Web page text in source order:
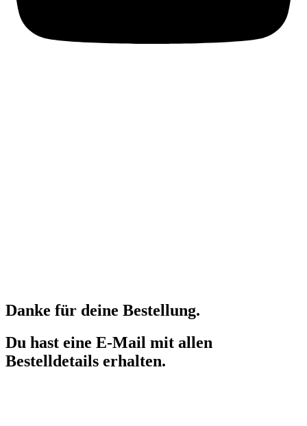
Danke für deine Bestellung.
Du hast eine E-Mail mit allen
Bestelldetails erhalten.